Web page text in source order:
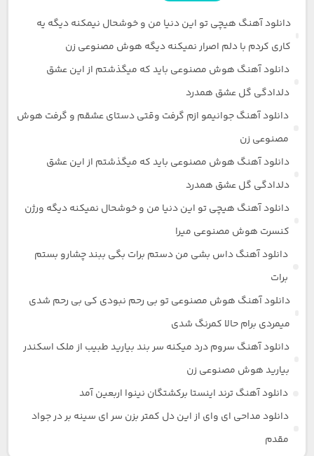
دانلود آهنگ هیچی تو این دنیا من و خوشحال نیمکنه دیگه یه
کاری کردم با دلم اصرار نمیکنه دیگه هوش مصنوعی زن
دانلود آهنگ هوش مصنوعی باید که میگذشتم از این عشق
دلدادگی گل عشق همدرد
دانلود آهنگ جوانیمو ازم گرفت وقتی دستای عشقم و گرفت هوش
مصنوعی زن
دانلود آهنگ هوش مصنوعی باید که میگذشتم از این عشق
دلدادگی گل عشق همدرد
دانلود آهنگ هیچی تو این دنیا من و خوشحال نمیکنه دیگه ورژن
کنسرت هوش مصنوعی میرا
دانلود آهنگ داس بشی من دستم برات بگی ببند چشارو بستم
برات
دانلود آهنگ هوش مصنوعی تو بی رحم نبودی کی بی رحم شدی
میمردی برام حالا کمرنگ شدی
دانلود آهنگ سروم درد میکنه سر بند بیارید طبیب از ملک اسکندر
بیارید هوش مصنوعی زن
دانلود آهنگ ترند اینستا برکشتگان نینوا اربعین آمد
دانلود مداحی ای وای از این دل کمتر بزن سر ای سینه بر در جواد
مقدم